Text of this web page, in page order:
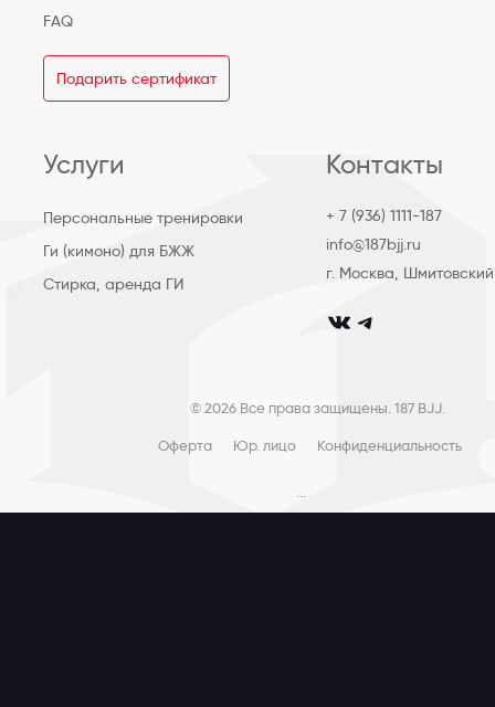
FAQ
Подарить сертификат
Услуги
Персональные тренировки
Ги (кимоно) для БЖЖ
Стирка, аренда ГИ
Контакты
+ 7 (936) 1111-187
info@187bjj.ru
г. Москва,
club_187bjj
club187bjj
© 2026 Все права защищены. 187 BJJ.
Оферта Юр. лицо Конфиденциальность
...